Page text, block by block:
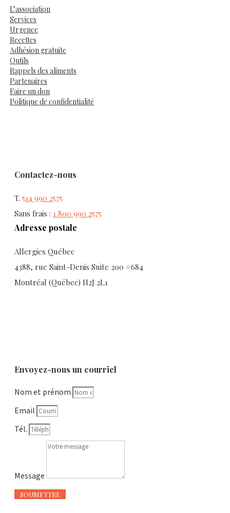
L’association
Services
Urgence
Recettes
Adhésion gratuite
Outils
Rappels des aliments
Partenaires
Faire un don
Politique de confidentialité
Contactez-nous
T. 514 990 2575
Sans frais : 1 800 990 2575
Adresse postale
Allergies Québec
4388, rue Saint-Denis Suite 200 #684
Montréal (Québec) H2J 2L1
Envoyez-nous un courriel
Nom et prénom
Email
Tél.
Message
SOUMETTRE